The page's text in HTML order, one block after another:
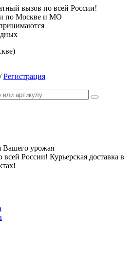
вызов по всей России!
по Москве и МО
/Регистрация
Вашего урожая
России! Курьерская доставка в